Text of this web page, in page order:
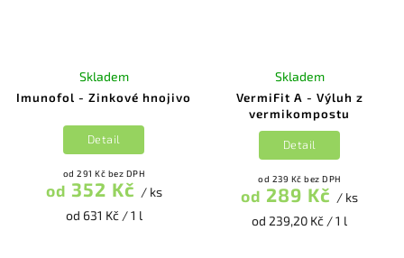
Imunofol - Zinkové hnojivo
Skladem
od 291 Kč bez DPH
od 352 Kč / ks
od 631 Kč / 1 l
Detail
VermiFit A - Výluh z
vermikompostu
Skladem
od 239 Kč bez DPH
od 289 Kč / ks
od 239,20 Kč / 1 l
Detail